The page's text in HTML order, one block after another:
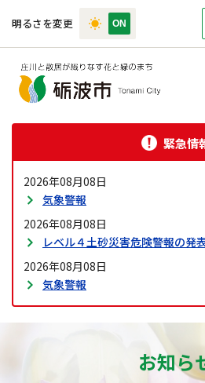
明るさを変更
緊急情
2026年08月08日
気象警報
2026年08月08日
レベル４土砂災害危険警報の発
2026年08月08日
気象警報
お知ら